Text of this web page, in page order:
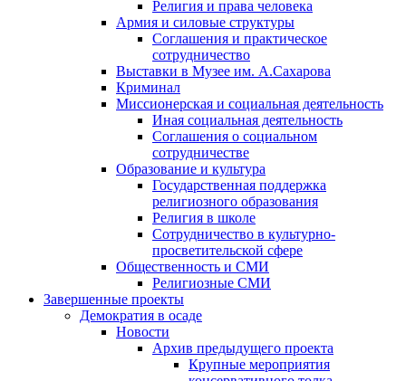
Религия и права человека
Армия и силовые структуры
Соглашения и практическое
сотрудничество
Выставки в Музее им. А.Сахарова
Криминал
Миссионерская и социальная деятельность
Иная социальная деятельность
Соглашения о социальном
сотрудничестве
Образование и культура
Государственная поддержка
религиозного образования
Религия в школе
Сотрудничество в культурно-
просветительской сфере
Общественность и СМИ
Религиозные СМИ
Завершенные проекты
Демократия в осаде
Новости
Архив предыдущего проекта
Крупные мероприятия